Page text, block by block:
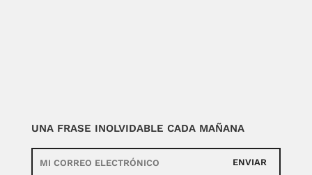
UNA FRASE INOLVIDABLE CADA MAÑANA
ENVIAR